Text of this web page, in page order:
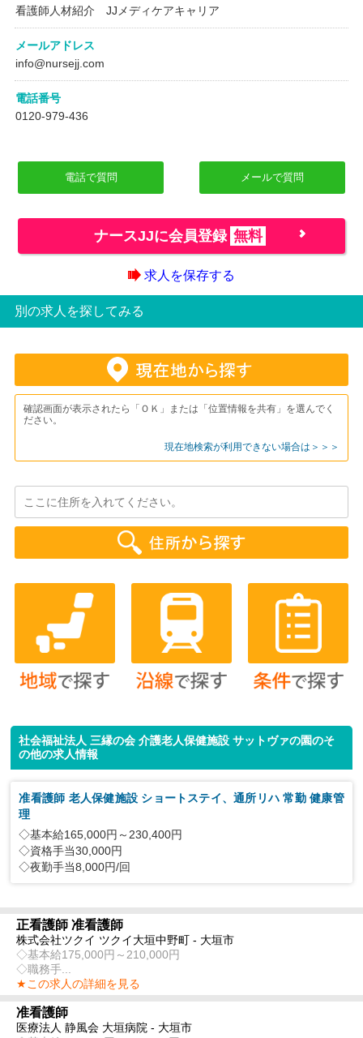
看護師人材紹介 JJメディケアキャリア
メールアドレス
info@nursejj.com
電話番号
0120-979-436
電話で質問 メールで質問
ナースJJに会員登録 無料
求人を保存する
別の求人を探してみる
確認画面が表示されたら「ＯＫ」または「位置情報を共有」を選んでく
ださい。
現在地検索が利用できない場合は＞＞＞
社会福祉法人 三縁の会 介護老人保健施設 サットヴァの園のそ
の他の求人情報
准看護師 老人保健施設 ショートステイ、通所リハ 常勤 健康管
理
◇基本給165,000円～230,400円
◇資格手当30,000円
◇夜勤手当8,000円/回
正看護師 准看護師
株式会社ツクイ ツクイ大垣中野町 - 大垣市
◇基本給175,000円～210,000円
◇職務手...
★この求人の詳細を見る
准看護師
医療法人 静風会 大垣病院 - 大垣市